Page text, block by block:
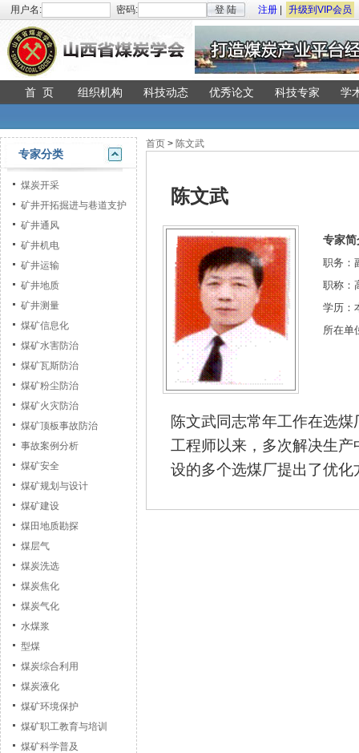
用户名: 密码: 登 陆 注册 升级到VIP会员
学
科技专家
优秀论文
科技动态
组织机构
首 页
专家分类
煤炭开采
矿井开拓掘进与巷道支护
矿井通风
矿井机电
矿井运输
矿井地质
矿井测量
煤矿信息化
煤矿水害防治
煤矿瓦斯防治
煤矿粉尘防治
煤矿火灾防治
煤矿顶板事故防治
事故案例分析
煤矿安全
煤矿规划与设计
煤矿建设
煤田地质勘探
煤层气
煤炭洗选
煤炭焦化
煤炭气化
水煤浆
型煤
煤炭综合利用
煤炭液化
煤矿环境保护
煤矿职工教育与培训
煤矿科学普及
首页 > 陈文武
陈文武
专家简
职务：
职称：
学历：
所在单
陈文武同志常年工作在选
工程师以来，多次解决生
设的多个选煤厂提出了优